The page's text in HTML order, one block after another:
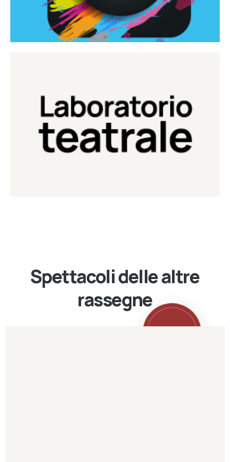
Laboratorio Teatrale
Laboratorio di teatro del Teatro Eduardo de Filippo
Continua
Spettacoli delle altre
rassegne